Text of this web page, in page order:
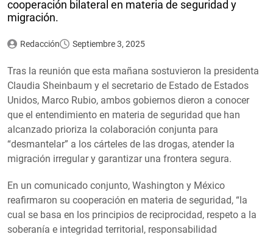
cooperación bilateral en materia de seguridad y
migración.
Redacción Septiembre 3, 2025
Tras la reunión que esta mañana sostuvieron la presidenta
Claudia Sheinbaum y el secretario de Estado de Estados
Unidos, Marco Rubio, ambos gobiernos dieron a conocer
que el entendimiento en materia de seguridad que han
alcanzado prioriza la colaboración conjunta para
“desmantelar” a los cárteles de las drogas, atender la
migración irregular y garantizar una frontera segura.
En un comunicado conjunto, Washington y México
reafirmaron su cooperación en materia de seguridad, “la
cual se basa en los principios de reciprocidad, respeto a la
soberanía e integridad territorial, responsabilidad